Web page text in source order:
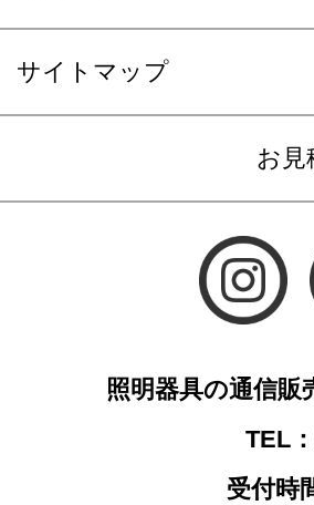
サイトマップ
お見
照明器具の通信
TEL
受付時